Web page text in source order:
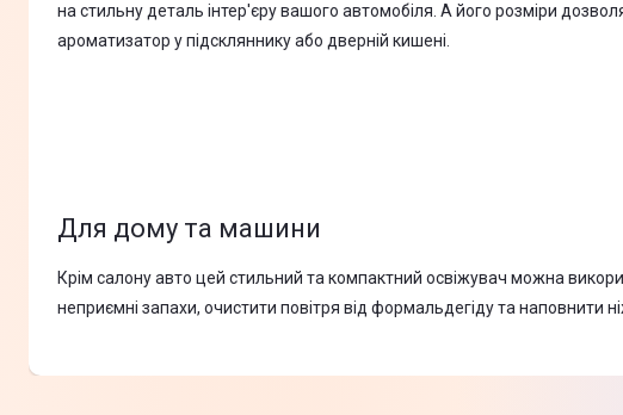
на стильну деталь інтер'єру вашого автомобіля. А його розміри
ароматизатор у підскляннику або дверній кишені.
Для дому та машини
Крім салону авто цей стильний та компактний освіжувач можна
неприємні запахи, очистити повітря від формальдегіду та наповнити